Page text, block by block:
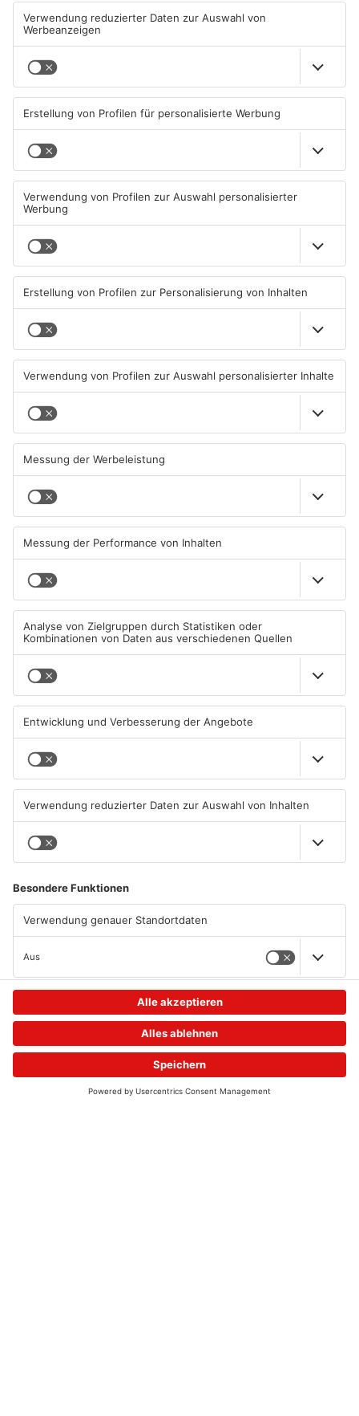
Straßensperrung in
Aschaffenburg wegen
Gasnetz-Reparatur
08.08.2026, 13:53 UHR IN
ASCHAFFENBURG
Zwei Fußgänger in
Mercedes erfasst
ASCHAFFENBURG
Aschaffenburger Innenstadt
beendet
Aschaffenburg-Schweinheim
aus
TOPNEWS
Aschaffenburg: Prozess um
beginnt
04.08.2026, 06:36 UHR IN
ASCHAFFENBURG
01.08.2026, 14:33 UHR IN
ASCHAFFENBURG